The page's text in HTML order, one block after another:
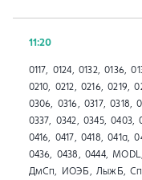
11:20
0117, 0124, 0132, 0136,
0210, 0212, 0216, 0219,
0306, 0316, 0317, 0318,
0337, 0342, 0345, 0403,
0416, 0417, 0418, 041a,
0436, 0438, 0444,
ДмСп, ИОЭБ, ЛыжБ,